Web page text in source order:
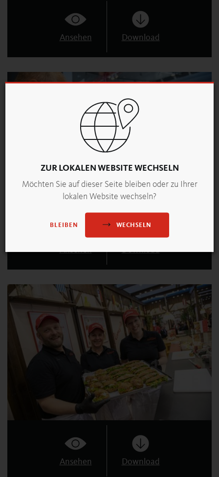
ZUR LOKALEN WEBSITE WECHSELN
Möchten Sie auf dieser Seite bleiben oder zu Ihrer
lokalen Website wechseln?
BLEIBEN WECHSELN
Ansehen Download
Ansehen Download
Ansehen Download